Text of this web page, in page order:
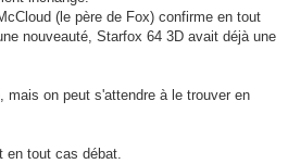
(le père de Fox) confirme en tout
nouveauté, Starfox 64 3D avait déjà une
mais on peut s'attendre à le trouver en
en tout cas débat.